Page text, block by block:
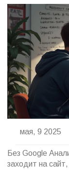
мая, 9 2025
Без Google
заходит на